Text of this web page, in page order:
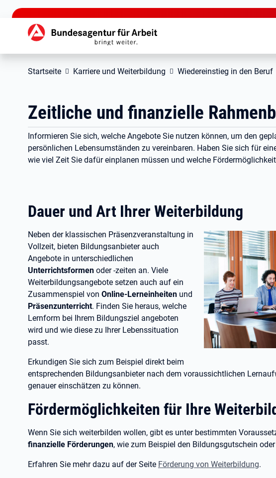
zu den Hauptinhalten springen
Hauptnavigation
Startseite Karriere und Weiterbildung Wiedereinstieg in den Beruf
Zeitliche und finanzielle
Informieren Sie sich, welche Angebote Sie nutzen können, um den
persönlichen Lebensumständen zu vereinbaren. Haben Sie sich für
wie viel Zeit Sie dafür einplanen müssen und welche
Dauer und Art Ihrer Weiterbildung
Neben der klassischen Präsenzveranstaltung in
Vollzeit, bieten Bildungsanbieter auch
Angebote in unterschiedlichen
Unterrichtsformen oder -zeiten an. Viele
Weiterbildungsangebote setzen auch auf ein
Zusammenspiel von Online-Lerneinheiten und
Präsenzunterricht. Finden Sie heraus, welche
Lernform bei Ihrem Bildungsziel angeboten
wird und wie diese zu Ihrer Lebenssituation
passt.
Erkundigen Sie sich zum Beispiel direkt beim
entsprechenden Bildungsanbieter nach dem voraussichtlichen
genauer einschätzen zu können.
Fördermöglichkeiten für Ihre
Wenn Sie sich weiterbilden wollen, gibt es unter bestimmten
finanzielle Förderungen, wie zum Beispiel den Bildungsgutschein
Erfahren Sie mehr dazu auf der Seite Förderung von Weiterbildung.